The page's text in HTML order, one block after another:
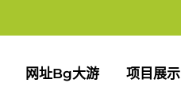
网址bg大游 项目展示